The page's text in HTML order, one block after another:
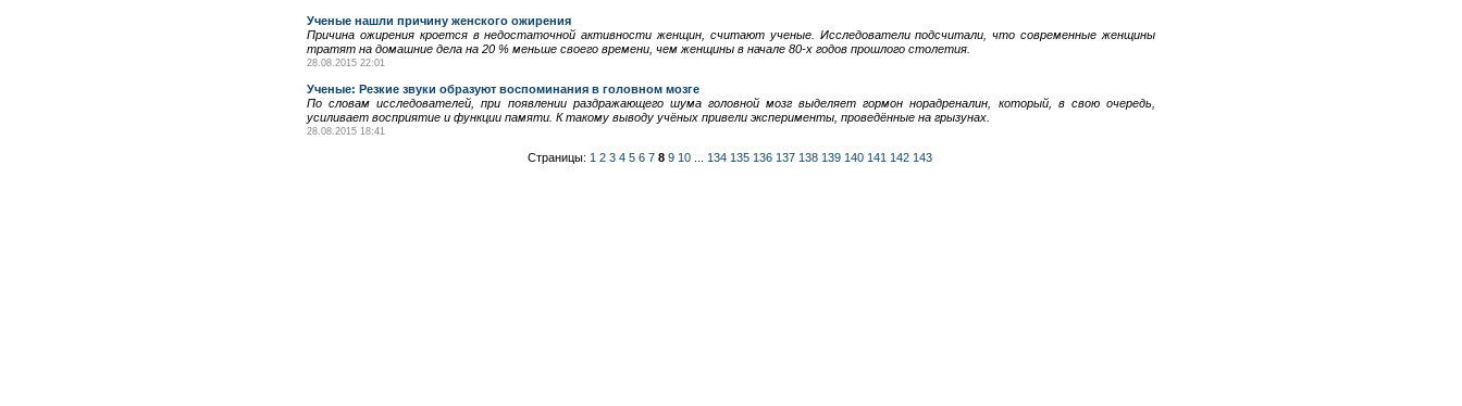
Ученые нашли причину женского ожирения
Причина ожирения кроется в недостаточной активности женщин, считают ученые. Исследователи подсчитали, что современные женщины
тратят на домашние дела на 20 % меньше своего времени, чем женщины в начале 80-х годов прошлого столетия.
28.08.2015 22:01
Ученые: Резкие звуки образуют воспоминания в головном мозге
По словам исследователей, при появлении раздражающего шума головной мозг выделяет гормон норадреналин, который, в свою очередь,
усиливает восприятие и функции памяти. К такому выводу учёных привели эксперименты, проведённые на грызунах.
28.08.2015 18:41
Страницы: 1 2 3 4 5 6 7 8 9 10... 134 135 136 137 138 139 140 141 142 143